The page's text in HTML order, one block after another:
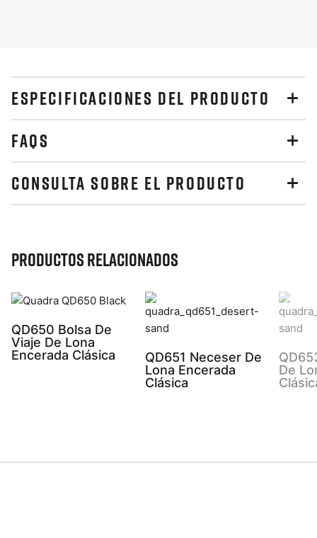
ESPECIFICACIONES DEL PRODUCTO
FAQS
CONSULTA SOBRE EL PRODUCTO
Productos relacionados
QD650 Bolsa De
Viaje De Lona
Encerada Clásica
QD651 Neceser De
Lona Encerada
Clásica
De